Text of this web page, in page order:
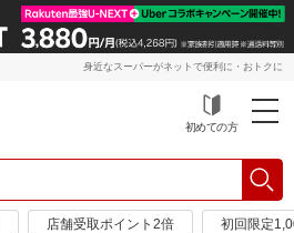
身近なスーパーがネットで便利に・おトクに
初めての方
店舗受取ポイント2倍
初回限定